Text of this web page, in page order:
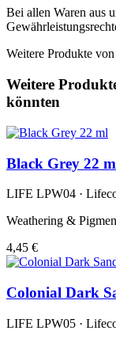
Bei allen Waren aus
Weitere Produkte
Weitere
könnten
Black Grey 22
LIFE LPW04 ·
Weathering &
4,45 €
Colonial Dark
LIFE LPW05 ·